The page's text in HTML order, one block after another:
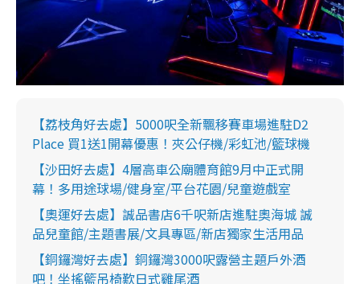
【荔枝角好去處】5000呎全新飄移賽車場進駐D2
Place 買1送1開幕優惠！夾公仔機/彩虹池/籃球機
【沙田好去處】4層高車公廟體育館9月中正式開
幕！多用途球場/健身室/平台花園/兒童遊戲室
【奧運好去處】誠品書店6千呎新店進駐奧海城 誠
品兒童館/主題書展/文具專區/新店獨家生活用品
【銅鑼灣好去處】銅鑼灣3000呎露營主題戶外酒
吧！坐搖籃吊椅歎日式雞尾酒